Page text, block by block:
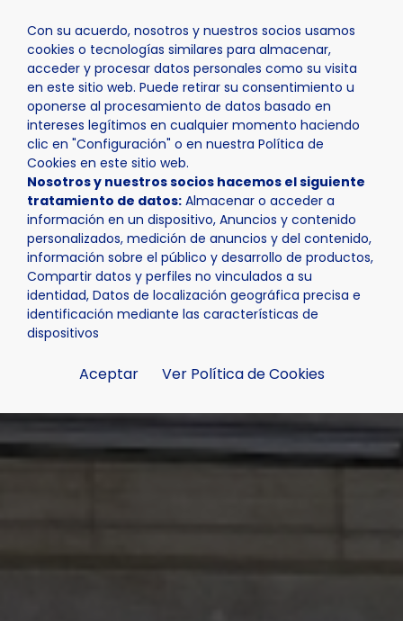
Con su acuerdo, nosotros y nuestros socios usamos
cookies o tecnologías similares para almacenar,
acceder y procesar datos personales como su visita
en este sitio web. Puede retirar su consentimiento u
oponerse al procesamiento de datos basado en
intereses legítimos en cualquier momento haciendo
clic en "Configuración" o en nuestra Política de
Cookies en este sitio web.
Nosotros y nuestros socios hacemos el siguiente
tratamiento de datos: Almacenar o acceder a
información en un dispositivo, Anuncios y contenido
personalizados, medición de anuncios y del contenido,
información sobre el público y desarrollo de productos,
Compartir datos y perfiles no vinculados a su
identidad, Datos de localización geográfica precisa e
identificación mediante las características de
dispositivos
Aceptar Ver Política de Cookies
Inicio Actualidad Noticias Noticia - Los coros